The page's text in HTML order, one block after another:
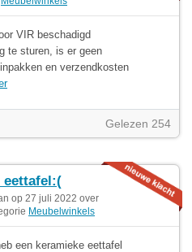
VIR beschadigd
te sturen, is er geen
en verzendkosten
Gelezen 254
eettafel:(
op 27 juli 2022 over
Meubelwinkels
een keramieke eettafel